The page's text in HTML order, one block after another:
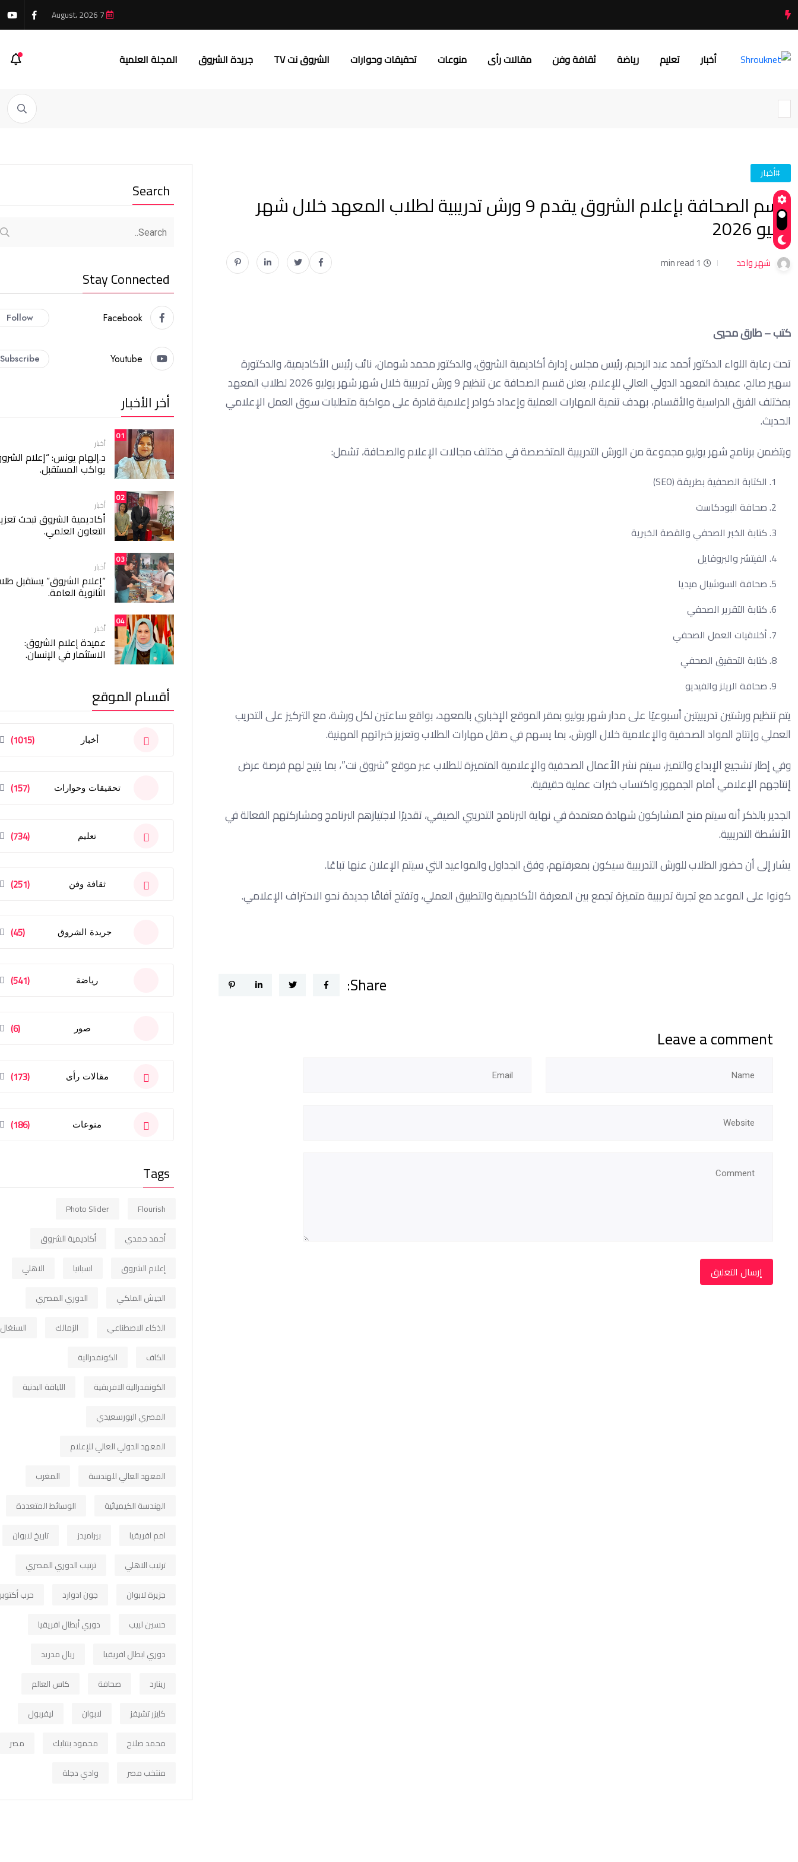
أخبار تعليم رياضة ثقافة وفن مقالات رأى منوعات تحقيقات وحوارات الشروق نت TV جريدة الشروق المجلة العلمية
#أخبار
قسم الصحافة بإعلام الشروق يقدم 9 ورش تدريبية لطلاب المعهد خلال شهر
يوليو 2026
شهر واحد 1 min read
كتب – طارق محيي
تحت رعاية اللواء الدكتور أحمد عبد الرحيم، رئيس مجلس إدارة أكاديمية الشروق، والدكتور محمد شومان، نائب رئيس الأكاديمية، والدكتورة
سهير صالح، عميدة المعهد الدولي العالي للإعلام، يعلن قسم الصحافة عن تنظيم 9 ورش تدريبية خلال شهر شهر يوليو 2026 لطلاب المعهد
بمختلف الفرق الدراسية والأقسام، بهدف تنمية المهارات العملية وإعداد كوادر إعلامية قادرة على مواكبة متطلبات سوق العمل الإعلامي
الحديث.
ويتضمن برنامج شهر يوليو مجموعة من الورش التدريبية المتخصصة في مختلف مجالات الإعلام والصحافة، تشمل:
الكتابة الصحفية بطريقة (SEO)
صحافة البودكاست
كتابة الخبر الصحفي والقصة الخبرية
الفيتشر والبروفايل
صحافة السوشيال ميديا
كتابة التقرير الصحفي
أخلاقيات العمل الصحفي
كتابة التحقيق الصحفي
صحافة الريلز والفيديو
يتم تنظيم ورشتين تدريبيتين أسبوعيًا على مدار شهر يوليو بمقر الموقع الإخباري بالمعهد، بواقع ساعتين لكل ورشة، مع التركيز على التدريب
العملي وإنتاج المواد الصحفية والإعلامية خلال الورش، بما يسهم في صقل مهارات الطلاب وتعزيز خبراتهم المهنية.
وفي إطار تشجيع الإبداع والتميز، سيتم نشر الأعمال الصحفية والإعلامية المتميزة للطلاب عبر موقع “شروق نت”، بما يتيح لهم فرصة عرض
إنتاجهم الإعلامي أمام الجمهور واكتساب خبرات عملية حقيقية.
الجدير بالذكر أنه سيتم منح المشاركون شهادة معتمدة في نهاية البرنامج التدريبي الصيفي، تقديرًا لاجتيازهم البرنامج ومشاركتهم الفعالة في
الأنشطة التدريبية.
يشار إلى أن حضور الطلاب للورش التدريبية سيكون بمعرفتهم، وفق الجداول والمواعيد التي سيتم الإعلان عنها تباعًا.
كونوا على الموعد مع تجربة تدريبية متميزة تجمع بين المعرفة الأكاديمية والتطبيق العملي، وتفتح آفاقًا جديدة نحو الاحتراف الإعلامي.
Share:
Leave a comment
Search
Stay Connected
Facebook
Follow
Youtube
Subscribe
أخر الأخبار
01
أخبار
د.إلهام يونس: “إعلام
يواكب المستقبل.
02
أخبار
أكاديمية الشروق تبحث
التعاون العلمي.
03
أخبار
“إعلام الشروق” يستقبل
الثانوية العامة.
04
أخبار
عميدة إعلام الشروق:
الاستثمار في الإنسان.
أقسام الموقع
أخبار (1015)
تحقيقات وحوارات (157)
تعليم (734)
ثقافة وفن (251)
جريدة الشروق (45)
رياضة (541)
صور (6)
مقالات رأى (173)
منوعات (186)
Tags
Flourish
Photo Slider
أحمد حمدي
أكاديمية الشروق
إعلام الشروق
اسبانيا
الاهلي
الجيش الملكي
الدوري المصري
الذكاء الاصطناعي
الزمالك
السنغال
الكاف
الكونفدرالية
الكونفدرالية الافريقية
اللياقة البدنية
المصري البورسعيدي
المعهد الدولي العالي للإعلام
المعهد العالي للهندسة
المغرب
الهندسة الكيميائية
الوسائط المتعددة
امم افريقيا
بيراميدز
تاريخ لابوان
ترتيب الاهلي
ترتيب الدوري المصري
جزيرة لابوان
جون ادوارد
حرب أكتوبر
حسين لبيب
دوري أبطال افريقيا
دوري ابطال افريقيا
ريال مدريد
رينارد
صحافة
كاس العالم
كايزر تشيفز
لابوان
ليفربول
محمد صلاح
محمود بنتايك
مصر
منتخب مصر
وادي دجلة